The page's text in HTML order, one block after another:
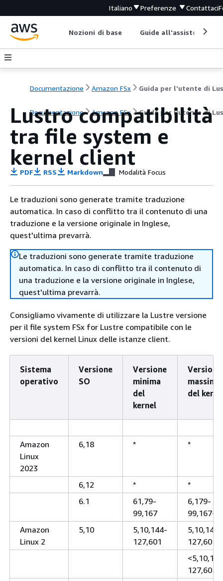
Italiano Preferenze Contattaci
Nozioni di base Guide all'assistenza
Documentazione Amazon FSx
Documentazione Amazon FSx Guida per l'utente di
Lustro compatibilità
tra file system e
kernel client
PDF RSS Markdown Modalità Focus
Le traduzioni sono generate tramite traduzione
automatica. In caso di conflitto tra il contenuto di una
traduzione e la versione originale in Inglese,
quest'ultima prevarrà.
Le traduzioni sono generate tramite traduzione
automatica. In caso di conflitto tra il contenuto di
una traduzione e la versione originale in Inglese,
quest'ultima prevarrà.
Consigliamo vivamente di utilizzare la Lustre versione
per il file system FSx for Lustre compatibile con le
versioni del kernel Linux delle istanze client.
Sistema
operativo
Versione
SO
Versione
minima
del
kernel
Versione
massima
del
Amazon
Linux
2023
6,18 * *
6,12 *
*
6.1
61,79-
99,167
6,179-
99,167+
Amazon
Linux 2
5,10
5,10,144-
127,601
5,10,144-
127,601+
127,601